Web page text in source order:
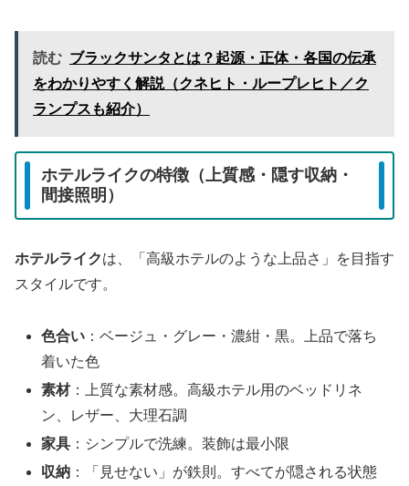
読む ブラックサンタとは？起源・正体・各国の伝承
をわかりやすく解説（クネヒト・ループレヒト／ク
ランプスも紹介）
ホテルライクの特徴（上質感・隠す収納・
間接照明）
ホテルライクは、「高級ホテルのような上品さ」を目指す
スタイルです。
色合い ：ベージュ・グレー・濃紺・黒。上品で落ち
着いた色
素材：上質な素材感。高級ホテル用のベッドリネ
ン、レザー、大理石調
家具 ：シンプルで洗練。装飾は最小限
収納 ：「見せない」が鉄則。すべてが隠される状態